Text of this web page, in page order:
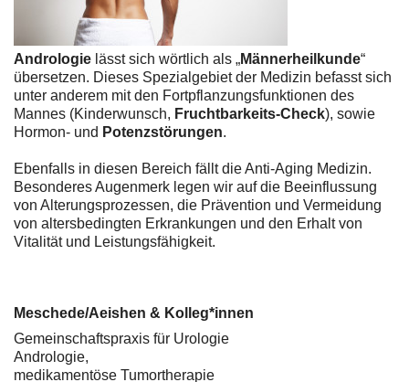
Andrologie lässt sich wörtlich als „Männerheilkunde“
übersetzen. Dieses Spezialgebiet der Medizin befasst sich
unter anderem mit den Fortpflanzungsfunktionen des
Mannes (Kinderwunsch, Fruchtbarkeits-Check), sowie
Hormon- und Potenzstörungen.
Ebenfalls in diesen Bereich fällt die Anti-Aging Medizin.
Besonderes Augenmerk legen wir auf die Beeinflussung
von Alterungsprozessen, die Prävention und Vermeidung
von altersbedingten Erkrankungen und den Erhalt von
Vitalität und Leistungsfähigkeit.
Meschede/Aeishen & Kolleg*innen
Gemeinschaftspraxis für Urologie
Andrologie,
medikamentöse Tumortherapie